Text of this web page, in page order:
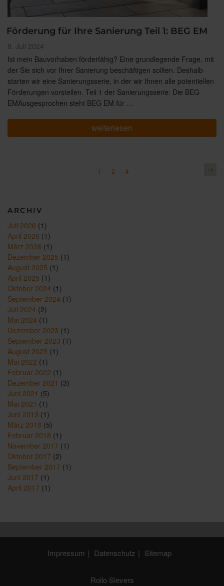
Förderung für Ihre Sanierung Teil 1: BEG EM
Veröffentlicht
am
8. Juli 2024
Ist mein Bauvorhaben förderfähig? Eine grundlegende Frage, mit
der Sie sich vor Ihrer Sanierung beschäftigen sollten. Deshalb
starten wir eine Sanierungsserie, in der wir Ihnen alle potentiellen
Förderungen vorstellen. Teil 1 der Sanierungsserie: Die BEG
EMAusgesprochen steht BEG EM für …
„Förderung
für
BEG
weiterlesen
Seitennummerierung
1 Seite
2 Seite
4
ARCHIV
Juli 2026 (1)
April 2026 (1)
März 2026 (1)
Dezember 2025 (1)
August 2025 (1)
April 2025 (1)
Oktober 2024 (1)
September 2024 (1)
Juli 2024 (2)
Mai 2024 (1)
Dezember 2023 (1)
September 2023 (1)
August 2023 (1)
Mai 2022 (1)
Februar 2022 (1)
Dezember 2021 (3)
Juni 2021 (5)
Mai 2021 (1)
Juni 2019 (1)
März 2018 (5)
Februar 2018 (1)
November 2017 (1)
Oktober 2017 (2)
September 2017 (1)
Juni 2017 (1)
April 2017 (1)
Impressum Datenschutz Sitemap
Rollo Sievers